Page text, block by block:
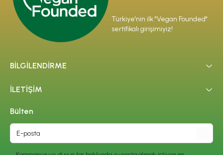
Türkiye'nin ilk "Vegan Founded"
sertifikalı girişimiyiz!
BİLGİLENDİRME
İLETİŞİM
Bülten